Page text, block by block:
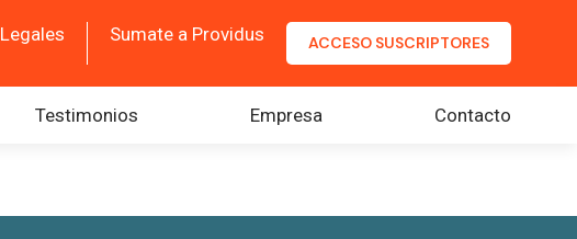
Legales Sumate a Providus ACCESO SUSCRIPTORES
Testimonios Empresa Contacto